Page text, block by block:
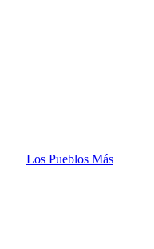
Los Pueblos Más